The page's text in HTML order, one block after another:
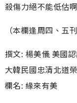
殺傷力絕不能低估啊
（本欄逢周四、五刊
撰文: 楊美儀 美國
大韓民國忠清北道
欄名: 緣來有美